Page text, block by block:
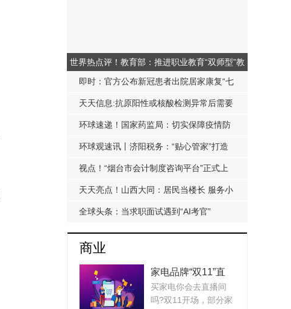
世界热点评！教育部：推进职业教育“双师型”教
师队伍高质量建设
即时：官方公布新冠患者出院居家康复“七
注意”
天天信息:抗原阳性或核酸检测异常后需要
这样做……
环球速递！国家药监局：切实保障疫情防
控医疗器械产品质量安全
环球观速讯丨济阳税务：“贴心管家”打造
济南起步区高质量发展“新引擎”
视点！“烟台市会计制度咨询平台”正式上
线运营 烟台市注册会计师行业党委推动“党
建+业务”深度融合
天天亮点！山西大同：居民当楼长 服务小
区到家门口“最后100米”
全球头条：当求职面试遇到“AI考官”
商业
家电品牌“双11”直
播“造”起来 买家电
你会去直播间吗?
买家电你会去直播间
吗?双11开场，部分家